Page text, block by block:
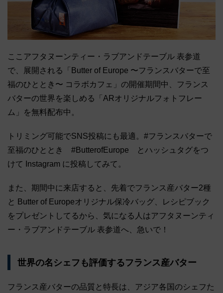
ここアフタヌーンティー・ラブアンドテーブル 表参道
で、展開される「Butter of Europe 〜フランスバターで至
福のひととき〜 コラボカフェ」の開催期間中、フランス
バターの世界を楽しめる「ARオリジナルフォトフレー
ム」を無料配布中。
トリミング可能でSNS投稿にも最適。#フランスバターで
至福のひととき #ButterofEurope とハッシュタグをつ
けて Instagram に投稿してみて。
また、期間中に来店すると、先着でフランス産バター2種
と Butter of Europeオリジナル保冷バッグ、レシピブック
をプレゼントしてるから、気になる人はアフタヌーンティ
ー・ラブアンドテーブル 表参道へ、急いで！
世界の名シェフも評価するフランス産バター
フランス産バターの品質と特長は、アジア各国のシェフた